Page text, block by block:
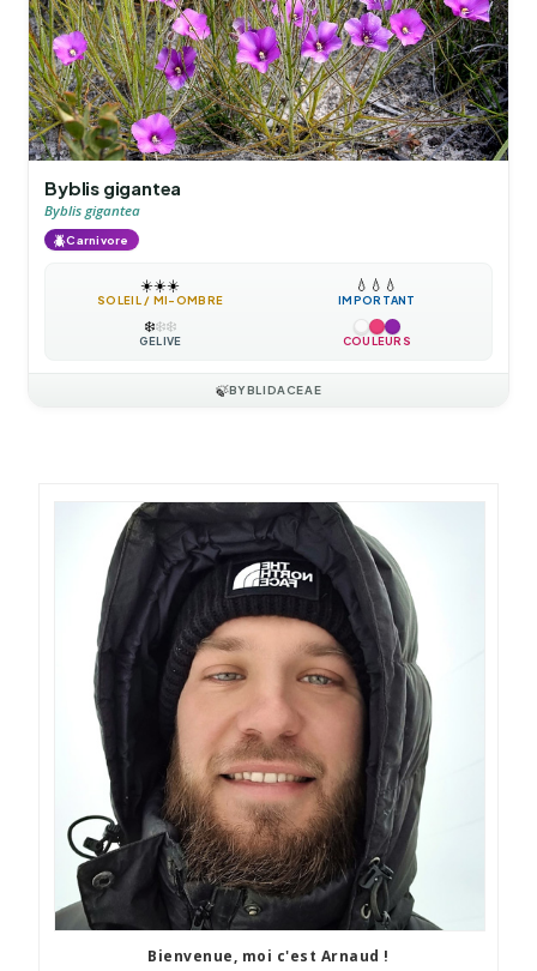
Byblis gigantea
Byblis gigantea
🪲Carnivore
☀️☀️☀️
SOLEIL / MI-OMBRE
💧 💧 💧
IMPORTANT
❄️❄️❄️
GÉLIVE COULEURS
🍃BYBLIDACEAE
Bienvenue, moi c'est Arnaud !